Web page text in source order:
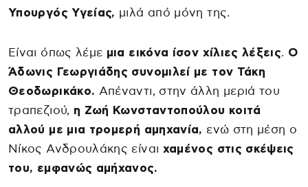
Υπουργός Υγείας, μιλά από μόνη της.
Είναι όπως λέμε μια εικόνα ίσον χίλιες λέξεις. Ο
Άδωνις Γεωργιάδης συνομιλεί με τον Τάκη
Θεοδωρικάκο. Απέναντι, στην άλλη μεριά του
τραπεζιού, η Ζωή Κωνσταντοπούλου κοιτά
αλλού με μια τρομερή αμηχανία, ενώ στη μέση ο
Νίκος Ανδρουλάκης είναι χαμένος στις σκέψεις
του, εμφανώς αμήχανος.